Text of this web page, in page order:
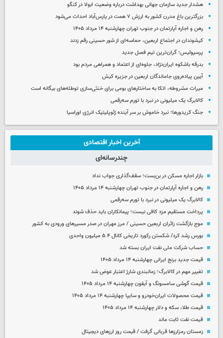
هشدار جدید سازمان جهانی بهداشت درباره وضعیت ابولا در کنگو
بزرگترین باغ مدرن کشور به ارزش ۷ همت در پارس‌آباد احداث می‌شود
رهن و اجاره آپارتمان در جنوب تهران چهارشنبه ۱۴ مرداد ۱۴۰۵
کیشوندان در اجتماع اربعین، حماسه‌ای از شور حسینی رقم زدند
پرسپولیس؛ گران‌ترین تیم فصل جدید
بدرقه باشکوه ایران‌نژاد، جلوه‌ای از اعتماد و همراهی مردم بود
آیین پیاده‌روی جاماندگان اربعین در جزیره کیش
میراث مشروطه، اتکا به ساختارهای بومی برای خنثی‌سازی توطئه‌های بیگانه است
کالابرگ یک میلیونی در نبرد با تورم سه‌رقمی
جنگ کریدورها؛ نبرد خاموش بر سر آینده ژئوپلیتیک انرژی اوراسیا
آخرین اخبار اقتصادی
چندرسانه‌ای
بازار اجاره مسکن در بن‌بست؛ سقف‌گذاری جواب نداد
رهن و اجاره آپارتمان در جنوب تهران چهارشنبه ۱۴ مرداد ۱۴۰۵
کالابرگ یک میلیونی در نبرد با تورم سه‌رقمی
پرداخت مستقیم مزد کافی نیست؛ پیمانکاران باید حذف شوند
موج بازگشت زائران اربعین حسینی / مرز مهران در صدر مسیرهای ورودی به کشور
بورس رشد کرد/ شکستن رکورد تاریخی کانال ۵.۴ میلیون واحدی
حساب‌ شرکت ملی نفت ایران بسته شد
قیمت جدید برنج ایرانی چهارشنبه ۱۴ مرداد ۱۴۰۵
تغییر مهم در کالابرگ؛ زمانبندی‌ شارژ اعتبار عوض شد
قیمت گوشی سامسونگ و آیفون چهارشنبه ۱۴ مرداد ۱۴۰۵
قیمت محصولات ایران‌خودرو و سایپا چهارشنبه ۱۴ مرداد ۱۴۰۵
قیمت طلا، سکه و دلار چهارشنبه ۱۴ مرداد ۱۴۰۵
قیمت نفت ثابت ماند
زمستان رمزارزها قربانی گرفت / قیمت روز ارزهای دیجیتال